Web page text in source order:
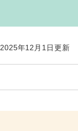
年12月1日更新